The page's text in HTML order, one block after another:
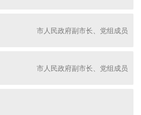
市人民政府副市长、党组成员
市人民政府副市长、党组成员